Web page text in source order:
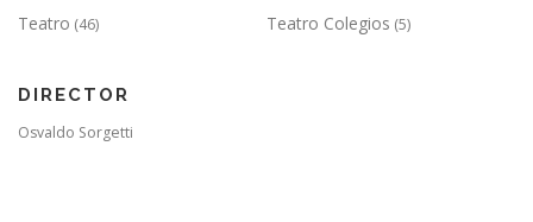
Teatro (46) Teatro Colegios (5)
DIRECTOR
Osvaldo Sorgetti